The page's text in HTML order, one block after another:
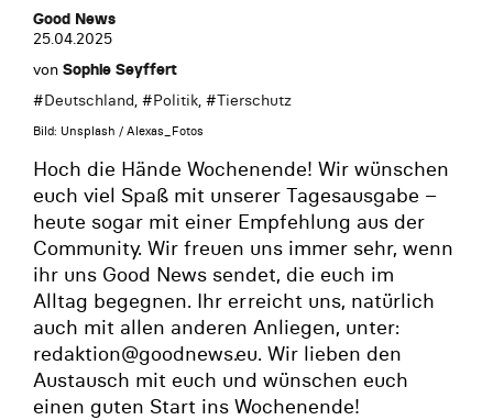
Good News
25.04.2025
von Sophie Seyffert
#Deutschland, #Politik, #Tierschutz
Bild: Unsplash / Alexas_Fotos
Hoch die Hände Wochenende! Wir wünschen
euch viel Spaß mit unserer Tagesausgabe –
heute sogar mit einer Empfehlung aus der
Community. Wir freuen uns immer sehr, wenn
ihr uns Good News sendet, die euch im
Alltag begegnen. Ihr erreicht uns, natürlich
auch mit allen anderen Anliegen, unter:
redaktion@goodnews.eu. Wir lieben den
Austausch mit euch und wünschen euch
einen guten Start ins Wochenende!